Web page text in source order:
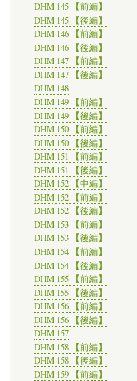
DHM 145 【前編】
DHM 145 【後編】
DHM 146 【前編】
DHM 146 【後編】
DHM 147 【前編】
DHM 147 【後編】
DHM 148
DHM 149 【前編】
DHM 149 【後編】
DHM 150 【前編】
DHM 150 【後編】
DHM 151 【前編】
DHM 151 【後編】
DHM 152 【中編】
DHM 152 【前編】
DHM 152 【後編】
DHM 153 【前編】
DHM 153 【後編】
DHM 154 【前編】
DHM 154 【後編】
DHM 155 【前編】
DHM 155 【後編】
DHM 156 【前編】
DHM 156 【後編】
DHM 157
DHM 158 【前編】
DHM 158 【後編】
DHM 159 【前編】